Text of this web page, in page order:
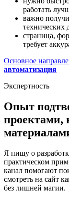
работать
важно
технических
страница,
требует
Основное
автоматизация
Экспертность
Опыт
проектами,
Я пишу о
практическом
канал помогают
смотреть на сайт
без лишней магии.